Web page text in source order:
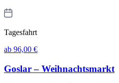
Tagesfahrt
ab 96,00 €
Goslar – Weihnachtsmarkt